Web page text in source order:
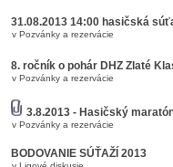
31.08.2013 14:00 hasičská
v Pozvánky a rezervácie
8. ročník o pohár DHZ Zlaté
v Pozvánky a rezervácie
3.8.2013 - Hasičský
v Pozvánky a rezervácie
BODOVANIE SÚŤAŽÍ 2013